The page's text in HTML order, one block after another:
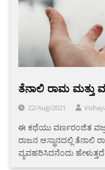
ತೆನಾಲಿ ರಾಮ ಮತ್ತು
22/Aug/2021
ಈ ಕಥೆಯು ವರ್ಣರಂಜಿತ
ರಾಜನ ಆಸ್ಥಾನದಲ್ಲಿ ತೆನಾಲಿ
ವ್ಯವಹರಿಸಿದನೆಂದು